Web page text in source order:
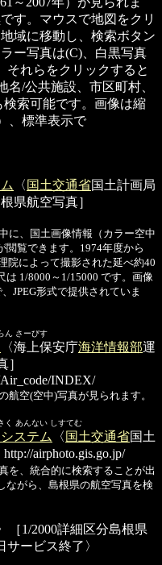
す。マウスで地図をクリ
域に移動し、検索ボタン
ー写真は(C)、白黒写真
それらをクリックすると
/公共施設、市区町村、
索可能です。画像は縮
、標準表示で
〈 国土交通省国土計画局
県航空写真］
に、国土画像情報（カラー空中
閲覧できます。1974年度から
院によって撮影された延べ約40
1/8000～1/15000 です。画像
JPEG形式で提供されていま
ん さーびす
〈海上保安庁海洋情報部運
］
INDEX/
航空(空中)写真が見られます。
く あんない しすてむ
ステム 〈 国土交通省国土
http://airphoto.gis.go.jp/
を、統合的に検索することが出
ながら、島根県の航空写真を検
［1/2000詳細区分島根県
ービス終了〉